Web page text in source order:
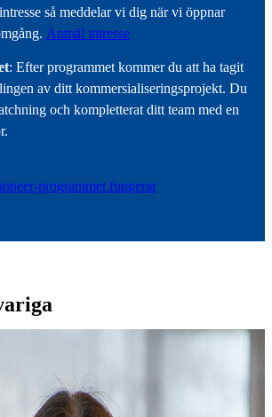
så meddelar vi dig när vi öppnar
Anmäl intresse
: Efter programmet kommer du att ha tagit
av ditt kommersialiseringsprojekt. Du
och kompletterat ditt team med en
programmet fungerar